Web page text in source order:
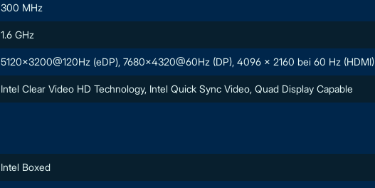
300 MHz
1.6 GHz
5120x3200@120Hz (eDP), 7680x4320@60Hz (DP), 4096 x 2160 bei 60 Hz (HDMI)
Intel Clear Video HD Technology, Intel Quick Sync Video, Quad Display Capable
Intel Boxed